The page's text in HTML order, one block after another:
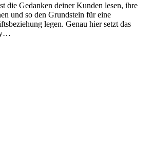
die Gedanken deiner Kunden lesen, ihre
und so den Grundstein für eine
legen. Genau hier setzt das